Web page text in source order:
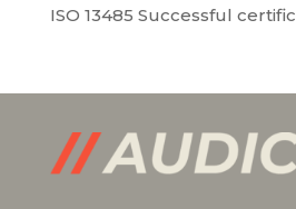
ISO 13485 Successful